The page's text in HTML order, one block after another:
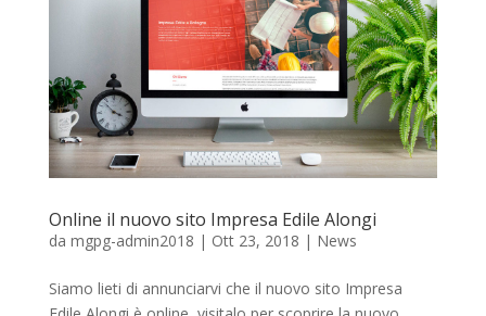
Online il nuovo sito Impresa Edile Alongi
da mgpg-admin2018 | Ott 23, 2018 | News
Siamo lieti di annunciarvi che il nuovo sito Impresa